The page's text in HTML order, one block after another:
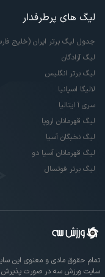
لیگ های پرطرفدار
جدول لیگ برتر ایران (خلیج
لیگ آزادگان
لیگ برتر انگلیس
لالیگا اسپانیا
سری آ ایتالیا
لیگ قهرمانان اروپا
لیگ نخبگان آسیا
لیگ قهرمانان آسیا دو
لیگ برتر فوتسال
تمام حقوق مادی و معنوی این
سایت ورزش سه در صورت پذیرش